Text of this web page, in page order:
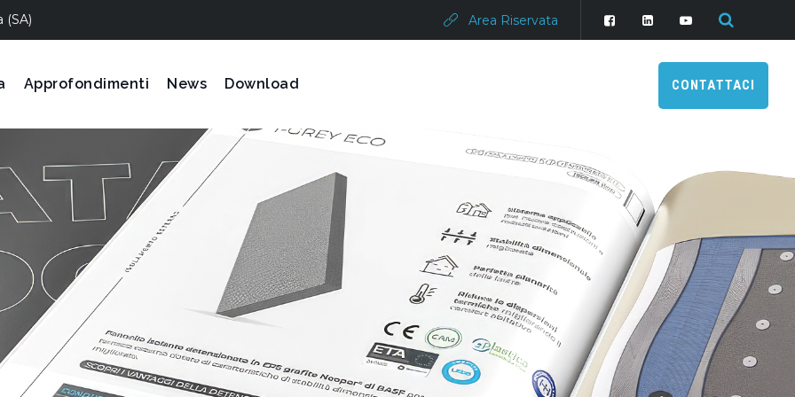
(SA) Area Riservata
Approfondimenti News Download CONTATTACI